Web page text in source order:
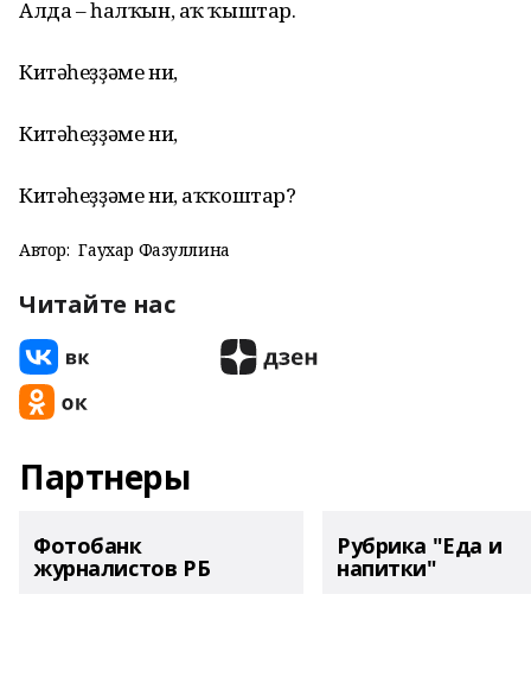
Алда – һалҡын, аҡ ҡыштар.
Китәһеҙҙәме ни,
Китәһеҙҙәме ни,
Китәһеҙҙәме ни, аҡҡоштар?
Автор: Гаухар Фазуллина
Читайте нас
Партнеры
Фотобанк
журналистов РБ
Рубрика "Еда и
напитки"